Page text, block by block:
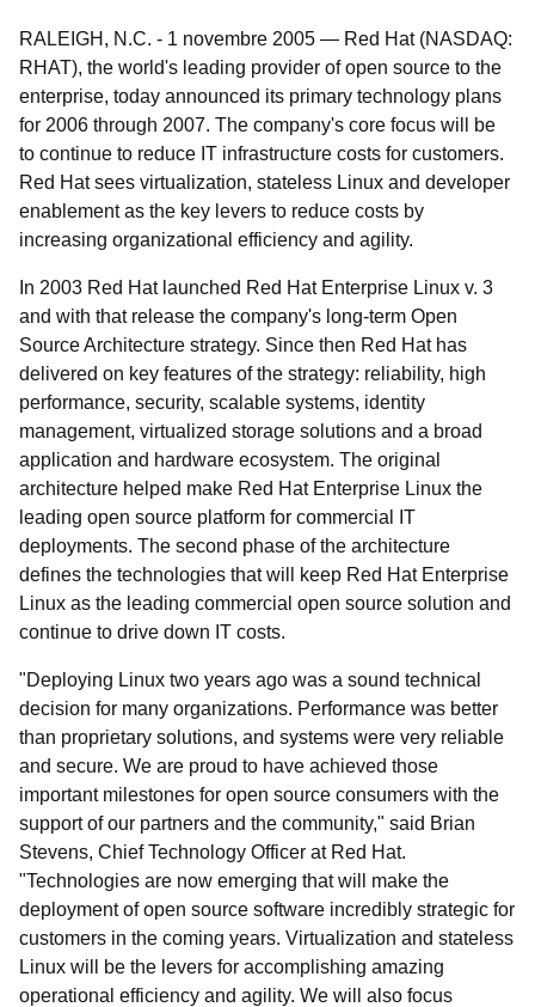
RALEIGH, N.C. - 1 novembre 2005 — Red Hat (NASDAQ:
RHAT), the world's leading provider of open source to the
enterprise, today announced its primary technology plans
for 2006 through 2007. The company's core focus will be
to continue to reduce IT infrastructure costs for customers.
Red Hat sees virtualization, stateless Linux and developer
enablement as the key levers to reduce costs by
increasing organizational efficiency and agility.
In 2003 Red Hat launched Red Hat Enterprise Linux v. 3
and with that release the company's long-term Open
Source Architecture strategy. Since then Red Hat has
delivered on key features of the strategy: reliability, high
performance, security, scalable systems, identity
management, virtualized storage solutions and a broad
application and hardware ecosystem. The original
architecture helped make Red Hat Enterprise Linux the
leading open source platform for commercial IT
deployments. The second phase of the architecture
defines the technologies that will keep Red Hat Enterprise
Linux as the leading commercial open source solution and
continue to drive down IT costs.
"Deploying Linux two years ago was a sound technical
decision for many organizations. Performance was better
than proprietary solutions, and systems were very reliable
and secure. We are proud to have achieved those
important milestones for open source consumers with the
support of our partners and the community," said Brian
Stevens, Chief Technology Officer at Red Hat.
"Technologies are now emerging that will make the
deployment of open source software incredibly strategic for
customers in the coming years. Virtualization and stateless
Linux will be the levers for accomplishing amazing
operational efficiency and agility. We will also focus